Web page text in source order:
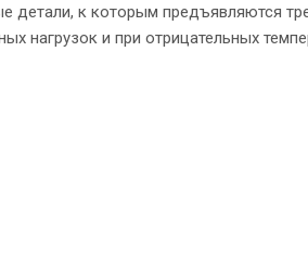
детали, к которым предъявляются
нагрузок и при отрицательных